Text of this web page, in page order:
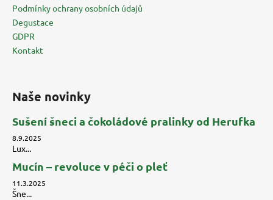
Podmínky ochrany osobních údajů
Degustace
GDPR
Kontakt
Naše novinky
Sušení šneci a čokoládové pralinky od Herufka
8.9.2025
Lux...
Mucín – revoluce v péči o pleť
11.3.2025
Šne...